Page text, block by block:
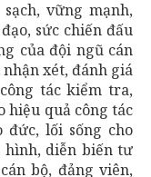
vững mạnh,
sức chiến đấu
của đội ngũ cán
xét, đánh giá
tác kiểm tra,
hiệu quả công tác
lối sống cho
hình, diễn biến tư
bộ, đảng viên,